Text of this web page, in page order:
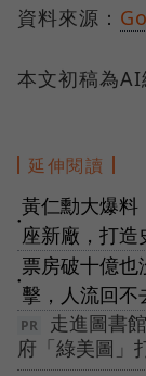
資料來源：
本文初稿為
延伸閱讀
●
黃仁勳大爆料
座新廠，打造
●
票房破十億
擊，人流回不
走進圖書
府「綠美圖」